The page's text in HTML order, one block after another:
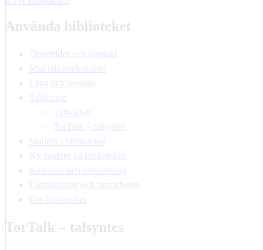
Använda biblioteket
Öppettider och kontakt
Mitt bibliotekskonto
Låna och beställa
Talböcker
Talböcker
TorTalk – talsyntes
Studera i biblioteket
Ny student på biblioteket
Kalender och evenemang
Utställningar och samarbeten
Om biblioteket
TorTalk – talsyntes